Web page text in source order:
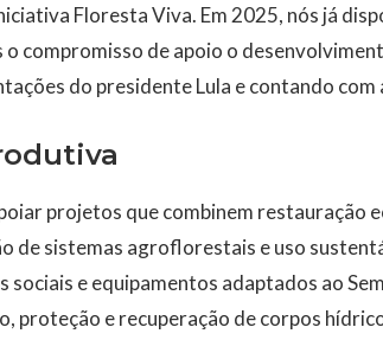
Floresta Viva. Em 2025, nós já
compromisso de apoio o
do presidente Lula e contando com
projetos que combinem restauração
de sistemas agroflorestais e uso
sociais e equipamentos adaptados ao
proteção e recuperação de corpos